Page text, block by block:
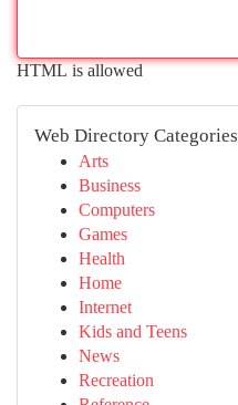
HTML is allowed
Web Directory Categories
Arts
Business
Computers
Games
Health
Home
Internet
Kids and Teens
News
Recreation